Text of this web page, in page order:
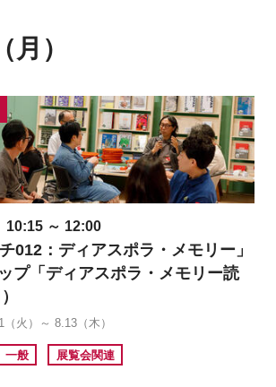
月）
10:15 ～ 12:00
012：ディアスポラ・メモリー」
プ「ディアスポラ・メモリー読
火）～ 8.13（木）
一般 展覧会関連